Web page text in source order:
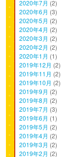
2020年7月 (2)
2020年6月 (3)
2020年5月 (2)
2020年4月 (2)
2020年3月 (2)
2020年2月 (2)
2020年1月 (1)
2019年12月 (2)
2019年11月 (2)
2019年10月 (2)
2019年9月 (2)
2019年8月 (2)
2019年7月 (3)
2019年6月 (1)
2019年5月 (2)
2019年4月 (2)
2019年3月 (2)
2019年2月 (2)